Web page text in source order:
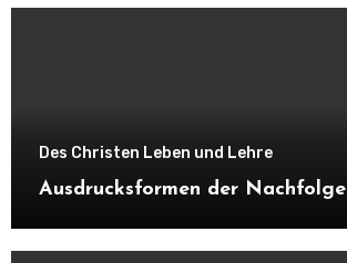
Des Christen Leben und Lehre
Ausdrucksformen der Nachfolge